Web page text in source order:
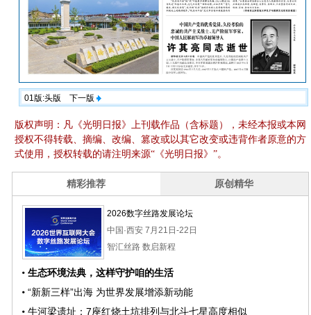
01版:头版 下一版
版权声明：凡《光明日报》上刊载作品（含标题），未经本报或本网
授权不得转载、摘编、改编、篡改或以其它改变或违背作者原意的方
式使用，授权转载的请注明来源“《光明日报》”。